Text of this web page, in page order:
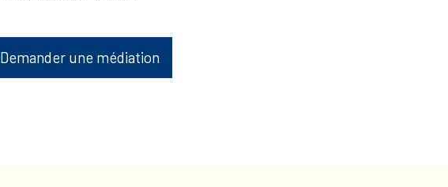
Demander une médiation